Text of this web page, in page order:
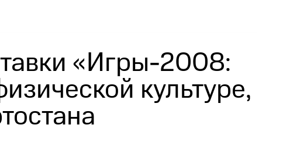
«Игры-2008:
культуре,